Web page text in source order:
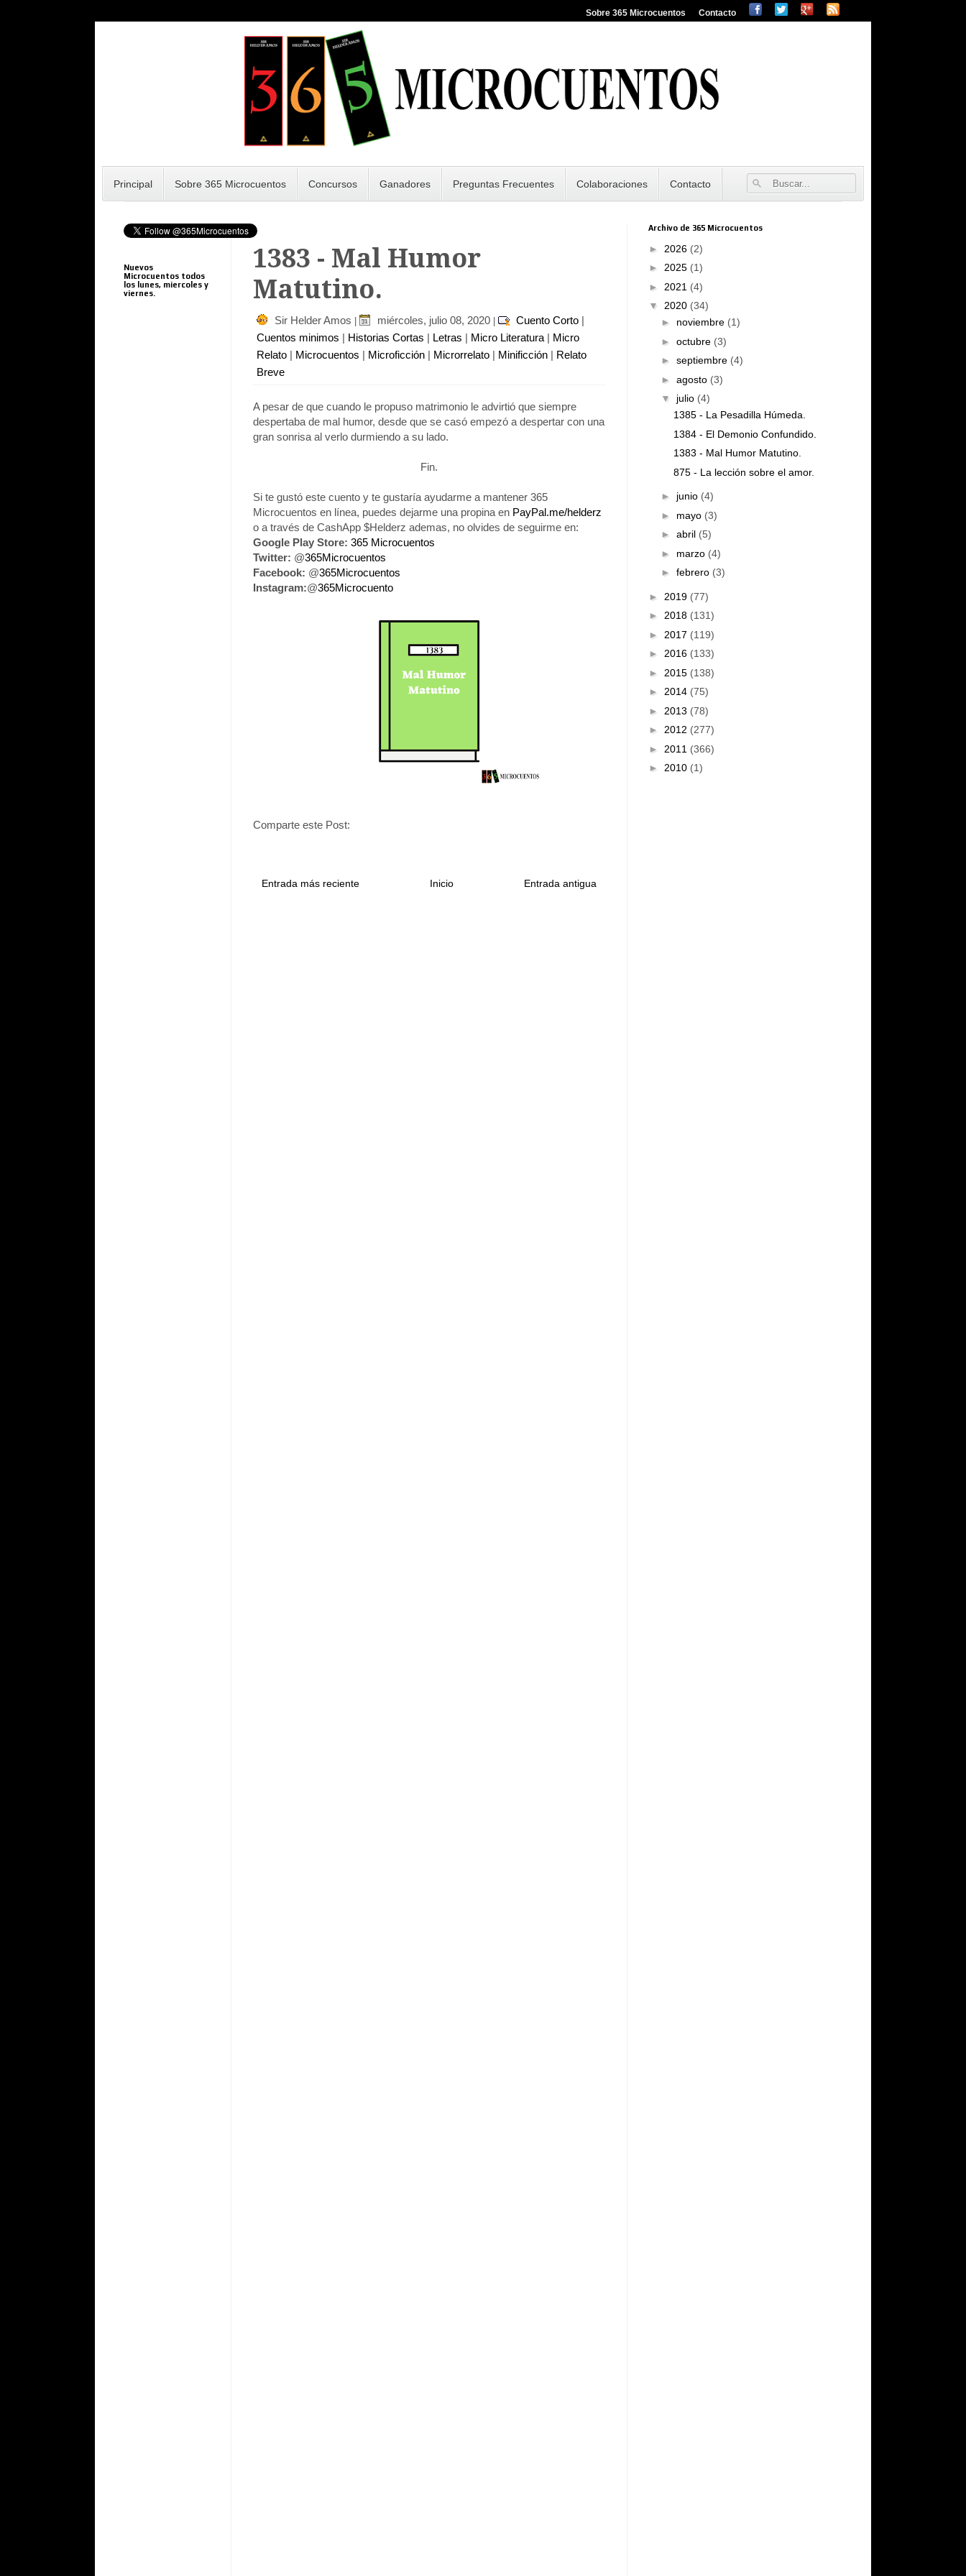
Sobre 365 Microcuentos Contacto
Principal Sobre 365 Microcuentos Concursos Ganadores Preguntas Frecuentes Colaboraciones Contacto
1383 - Mal Humor
Matutino.
Sir Helder Amos miércoles, julio 08, 2020 Cuento Corto |
Cuentos minimos | Historias Cortas | Letras | Micro Literatura | Micro
Relato | Microcuentos | Microficción | Microrrelato | Minificción | Relato
Breve
A pesar de que cuando le propuso matrimonio le advirtió que siempre
despertaba de mal humor, desde que se casó empezó a despertar con una
gran sonrisa al verlo durmiendo a su lado.
Fin.
Si te gustó este cuento y te gustaría ayudarme a mantener 365
Microcuentos en línea, puedes dejarme una propina en PayPal.me/helderz
o a través de CashApp $Helderz ademas, no olvides de seguirme en:
Google Play Store: 365 Microcuentos
Twitter: @365Microcuentos
Facebook: @365Microcuentos
Instagram:@365Microcuento
Comparte este Post:
Entrada más reciente Entrada antigua
Inicio
Nuevos
Microcuentos todos
los lunes, miercoles y
viernes.
Archivo de 365 Microcuentos
► 2026 (2)
► 2025 (1)
► 2021 (4)
▼ 2020 (34)
► noviembre (1)
► octubre (3)
► septiembre (4)
► agosto (3)
▼ julio (4)
1385 - La Pesadilla Húmeda.
1384 - El Demonio Confundido.
1383 - Mal Humor Matutino.
875 - La lección sobre el amor.
► junio (4)
► mayo (3)
► abril (5)
► marzo (4)
► febrero (3)
► 2019 (77)
► 2018 (131)
► 2017 (119)
► 2016 (133)
► 2015 (138)
► 2014 (75)
► 2013 (78)
► 2012 (277)
► 2011 (366)
► 2010 (1)